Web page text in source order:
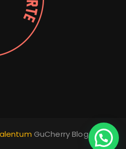
GuCherry Blog de